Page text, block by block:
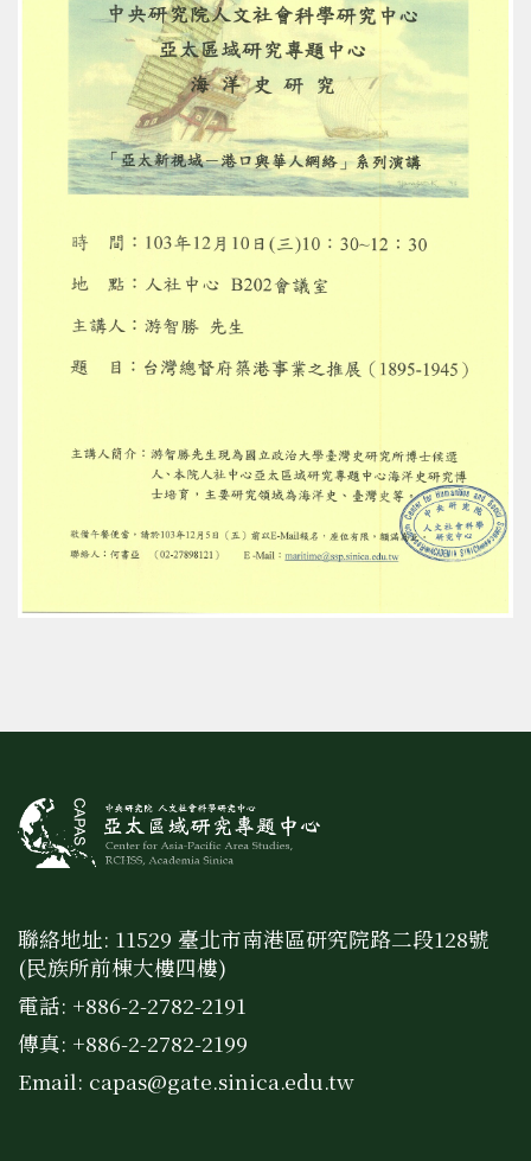
聯絡地址: 11529 臺北市南港區研究院路二段128號
(民族所前棟大樓四樓)
電話: +886-2-2782-2191
傳真: +886-2-2782-2199
Email: capas@gate.sinica.edu.tw